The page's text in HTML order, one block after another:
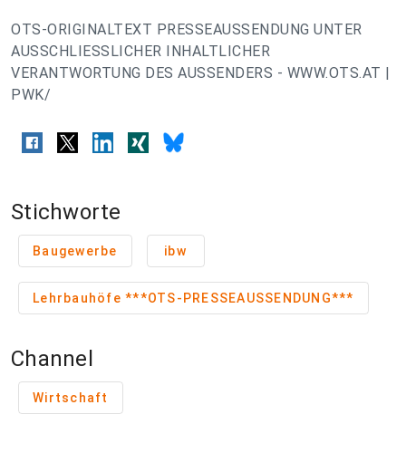
OTS-ORIGINALTEXT PRESSEAUSSENDUNG UNTER
AUSSCHLIESSLICHER INHALTLICHER
VERANTWORTUNG DES AUSSENDERS - WWW.OTS.AT |
PWK/
Stichworte
Baugewerbe ibw
Lehrbauhöfe ***OTS-PRESSEAUSSENDUNG***
Channel
Wirtschaft